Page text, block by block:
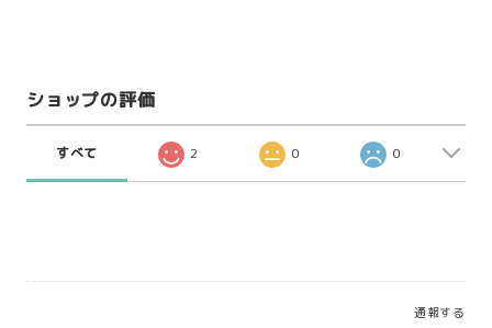
ショップの評価
すべて 2 0 0
通報する